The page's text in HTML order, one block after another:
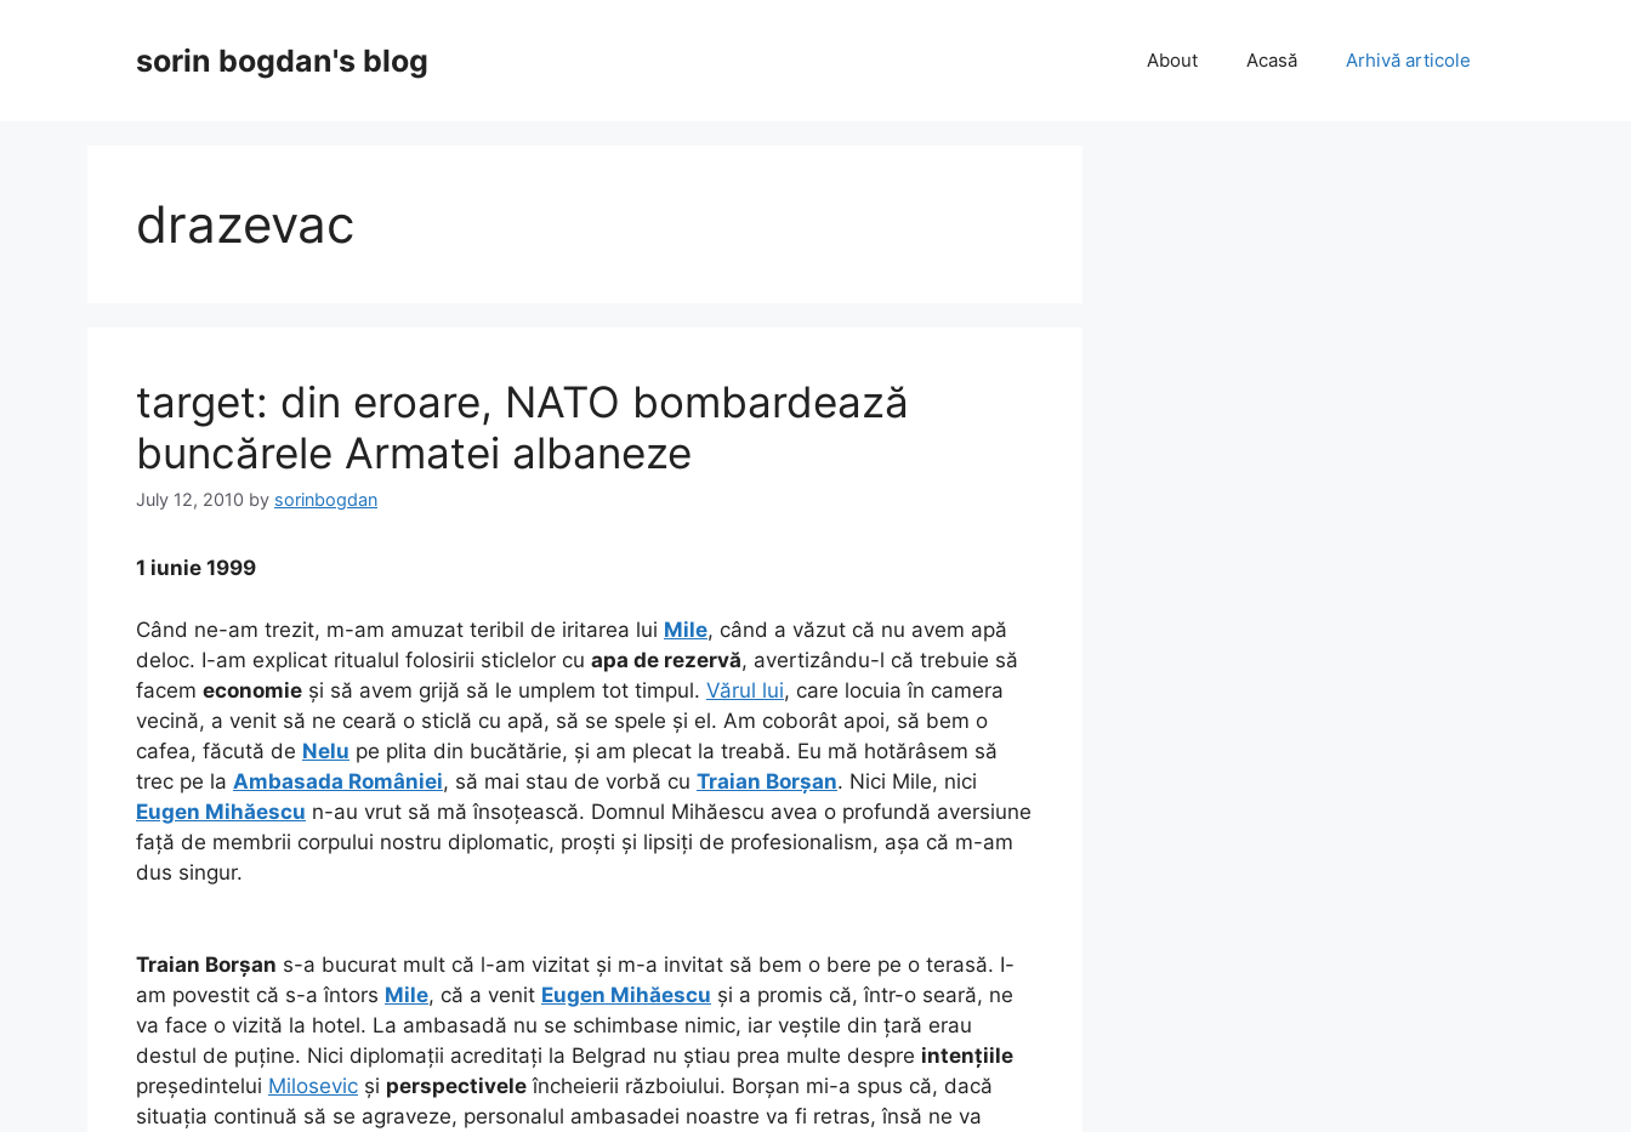
sorin bogdan's blog About Acasă Arhivă articole
drazevac
target: din eroare, NATO bombardează
buncărele Armatei albaneze
July 12, 2010 by sorinbogdan
1 iunie 1999
Când ne-am trezit, m-am amuzat teribil de iritarea lui Mile, când a văzut că nu avem apă
deloc. I-am explicat ritualul folosirii sticlelor cu apa de rezervă, avertizându-l că trebuie să
facem economie și să avem grijă să le umplem tot timpul. Vărul lui, care locuia în camera
vecină, a venit să ne ceară o sticlă cu apă, să se spele și el. Am coborât apoi, să bem o
cafea, făcută de Nelu pe plita din bucătărie, și am plecat la treabă. Eu mă hotărâsem să
trec pe la Ambasada României, să mai stau de vorbă cu Traian Borșan. Nici Mile, nici
Eugen Mihăescu n-au vrut să mă însoțească. Domnul Mihăescu avea o profundă aversiune
față de membrii corpului nostru diplomatic, proști și lipsiți de profesionalism, așa că m-am
dus singur.
Traian Borșan s-a bucurat mult că l-am vizitat și m-a invitat să bem o bere pe o terasă. I-
am povestit că s-a întors Mile, că a venit Eugen Mihăescu și a promis că, într-o seară, ne
va face o vizită la hotel. La ambasadă nu se schimbase nimic, iar veștile din țară erau
destul de puține. Nici diplomații acreditați la Belgrad nu știau prea multe despre intențiile
președintelui Milosevic și perspectivele încheierii războiului. Borșan mi-a spus că, dacă
situația continuă să se agraveze, personalul ambasadei noastre va fi retras, însă ne va